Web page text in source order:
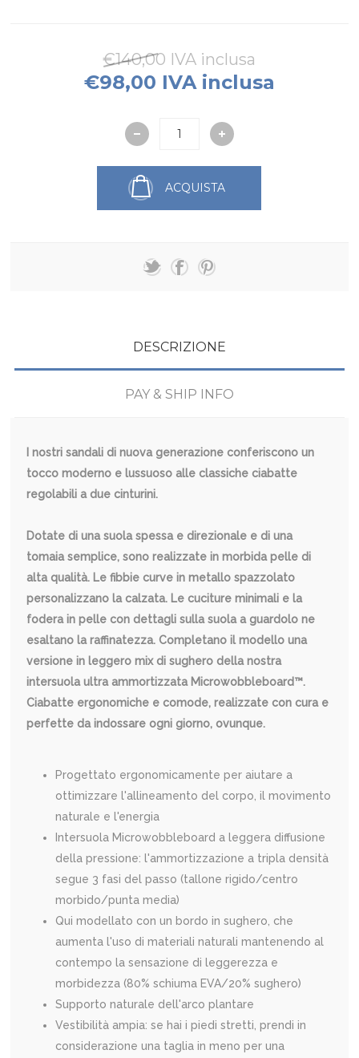
€140,00 IVA inclusa
€98,00 IVA inclusa
ACQUISTA
DESCRIZIONE
PAY & SHIP INFO
I nostri sandali di nuova generazione conferiscono un
tocco moderno e lussuoso alle classiche ciabatte
regolabili a due cinturini.
Dotate di una suola spessa e direzionale e di una
tomaia semplice, sono realizzate in morbida pelle di
alta qualità. Le fibbie curve in metallo spazzolato
personalizzano la calzata. Le cuciture minimali e la
fodera in pelle con dettagli sulla suola a guardolo ne
esaltano la raffinatezza. Completano il modello una
versione in leggero mix di sughero della nostra
intersuola ultra ammortizzata Microwobbleboard™.
Ciabatte ergonomiche e comode, realizzate con cura e
perfette da indossare ogni giorno, ovunque.
Progettato ergonomicamente per aiutare a
ottimizzare l'allineamento del corpo, il movimento
naturale e l'energia
Intersuola Microwobbleboard a leggera diffusione
della pressione: l'ammortizzazione a tripla densità
segue 3 fasi del passo (tallone rigido/centro
morbido/punta media)
Qui modellato con un bordo in sughero, che
aumenta l'uso di materiali naturali mantenendo al
contempo la sensazione di leggerezza e
morbidezza (80% schiuma EVA/20% sughero)
Supporto naturale dell'arco plantare
Vestibilità ampia: se hai i piedi stretti, prendi in
considerazione una taglia in meno per una